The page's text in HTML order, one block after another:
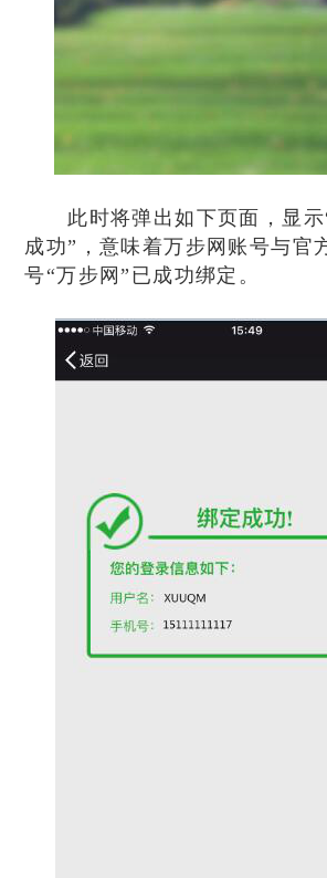
此时将弹出如下页面，显示
成功”，意味着万步网账号与官
号“万步网”已成功绑定。